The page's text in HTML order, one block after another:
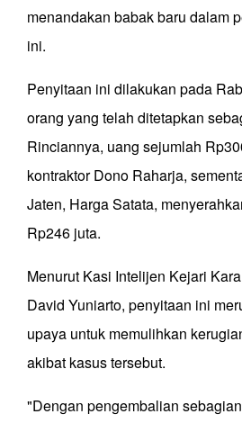
menandakan babak baru dalam
ini.
Penyitaan ini dilakukan pada
orang yang telah ditetapkan
Rinciannya, uang sejumlah
kontraktor Dono Raharja,
Jaten, Harga Satata,
Rp246 juta.
Menurut Kasi Intelijen Kejari
David Yuniarto, penyitaan ini
upaya untuk memulihkan
akibat kasus tersebut.
"Dengan pengembalian